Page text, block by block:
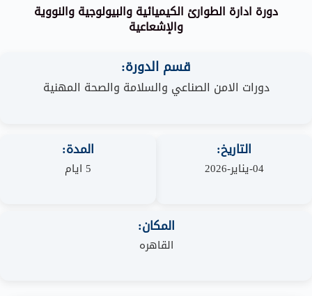
دورة ادارة الطوارئ الكيميائية والبيولوجية والنووية
والإشعاعية
قسم الدورة:
دورات الامن الصناعي والسلامة والصحة المهنية
التاريخ:
04-يناير-2026
المدة:
5 ايام
المكان:
القاهره